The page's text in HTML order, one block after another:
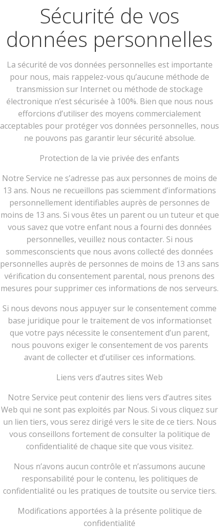
Sécurité de vos
données personnelles
La sécurité de vos données personnelles est importante
pour nous, mais rappelez-vous qu’aucune méthode de
transmission sur Internet ou méthode de stockage
électronique n’est sécurisée à 100%. Bien que nous nous
efforcions d’utiliser des moyens commercialement
acceptables pour protéger vos données personnelles, nous
ne pouvons pas garantir leur sécurité absolue.
Protection de la vie privée des enfants
Notre Service ne s’adresse pas aux personnes de moins de
13 ans. Nous ne recueillons pas sciemment d’informations
personnellement identifiables auprès de personnes de
moins de 13 ans. Si vous êtes un parent ou un tuteur et que
vous savez que votre enfant nous a fourni des données
personnelles, veuillez nous contacter. Si nous
sommesconscients que nous avons collecté des données
personnelles auprès de personnes de moins de 13 ans sans
vérification du consentement parental, nous prenons des
mesures pour supprimer ces informations de nos serveurs.
Si nous devons nous appuyer sur le consentement comme
base juridique pour le traitement de vos informationset
que votre pays nécessite le consentement d’un parent,
nous pouvons exiger le consentement de vos parents
avant de collecter et d’utiliser ces informations.
Liens vers d’autres sites Web
Notre Service peut contenir des liens vers d’autres sites
Web qui ne sont pas exploités par Nous. Si vous cliquez sur
un lien tiers, vous serez dirigé vers le site de ce tiers. Nous
vous conseillons fortement de consulter la politique de
confidentialité de chaque site que vous visitez.
Nous n’avons aucun contrôle et n’assumons aucune
responsabilité pour le contenu, les politiques de
confidentialité ou les pratiques de toutsite ou service tiers.
Modifications apportées à la présente politique de
confidentialité